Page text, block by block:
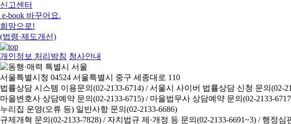
신고센터
e-book 바꾸어요.
희망으로!
(법령·제도개선)
개인정보 처리방침 청사안내
서울특별시청 04524 서울특별시 중구 세종대로 110
법률상담 시스템 이용문의(02-2133-6714) /서울시 사이버 법률상담 신청 문의(02-
마을변호사 상담예약 문의(02-2133-6715) / 마을법무사 상담예약 문의(02-2133-
누리집 운영(오류 등) 일반사항 문의(02-2133-6686)
규제개혁 문의(02-2133-7828) / 자치법규 제·개정 등 문의(02-2133-6691~3) / 행정심